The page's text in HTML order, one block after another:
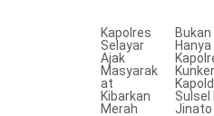
Kapolres
Selayar
Ajak
Masyarak
at
Kibarkan
Merah
Bukan
Hanya
Kunker
Sulsel
Jinato